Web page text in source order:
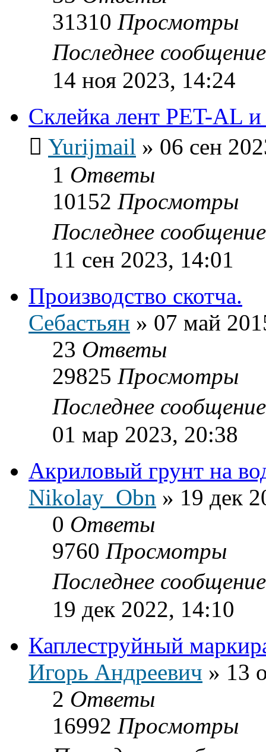
31310 Просмотры
Последнее
14 ноя 2023, 14:24
Склейка лент PET-AL
Yurijmail » 06 сен
1 Ответы
10152 Просмотры
Последнее
11 сен 2023, 14:01
Производство скотча.
Себастьян » 07 май
23 Ответы
29825 Просмотры
Последнее
01 мар 2023, 20:38
Акриловый грунт на
Nikolay_Obn » 19 дек
0 Ответы
9760 Просмотры
Последнее
19 дек 2022, 14:10
Каплеструйный
Игорь Андреевич » 13
2 Ответы
16992 Просмотры